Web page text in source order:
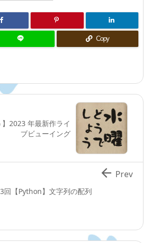
Copy
】2023 年最新作ライ
ブビューイング
回【Python】文字列の配列
 Prev